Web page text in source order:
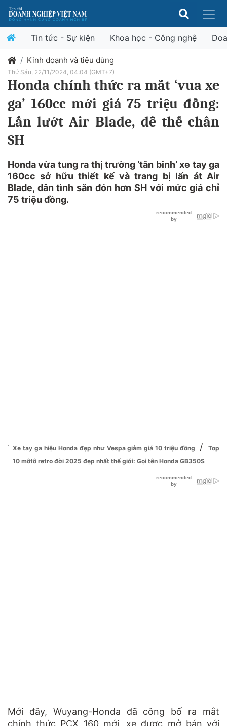
Tin tức - Sự kiện Khoa học - Công nghệ
Kinh doanh và tiêu dùng
Thứ Sáu, 22/11/2024, 04:04 (GMT+7)
Honda chính thức ra mắt ‘vua xe
ga’ 160cc mới giá 75 triệu đồng:
Lấn lướt Air Blade, dễ thế chân
SH
Honda vừa tung ra thị trường ‘tân binh’ xe tay ga
160cc sở hữu thiết kế và trang bị lấn át Air
Blade, dân tình săn đón hơn SH với mức giá chỉ
75 triệu đồng.
Xe tay ga hiệu Honda đẹp như Vespa giảm giá 10 triệu đồng /
Top
10 môtô retro đời 2025 đẹp nhất thế giới: Gọi tên Honda GB350S
Mới đây, Wuyang-Honda đã công bố ra mắt
chính thức PCX 160 mới, xe được mở bán với